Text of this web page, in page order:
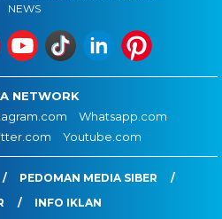
NEWS
NETWORK
Whatsapp.com
Youtube.com
PEDOMAN MEDIA SIBER
INFO IKLAN